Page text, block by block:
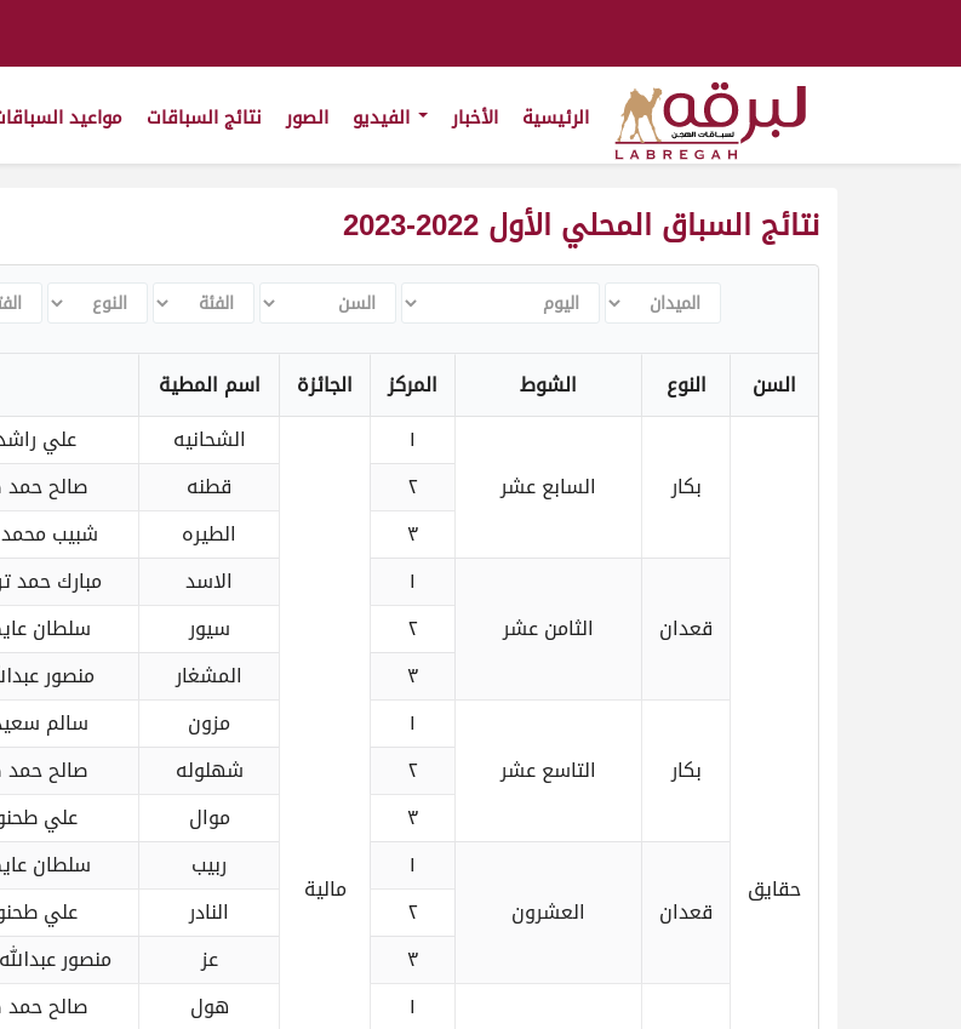
الرئيسية الأخبار الصور نتائج السباقات مواعيد
نتائج السباق المحلي الأول 2022-2023
الميدان اليوم السن الفئة النوع
السن النوع الشوط المركز الجائزة اسم المطية
حقايق
بكار السابع عشر
١
مالية
الشحانيه
علي
٢
قطنه
صالح حمد
٣
الطيره شبيب محمد
قعدان الثامن عشر
١ الاسد
مبارك حمد
٢
سيور
سلطان
٣
المشغار منصور
بكار التاسع عشر
١ مزون
سالم
٢
شهلوله
صالح حمد
٣
موال علي
قعدان العشرون
١ ربيب
سلطان
٢
النادر
علي
٣
عز منصور
١ هول
صالح حمد